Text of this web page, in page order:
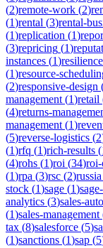
(2)remote-work (2)
(1)rental (3)rental-
(1)replication (1)
(3)repricing (1)
instances (1)resilience
(1)resource-
(2)responsive-design
management (1)retail
(4)returns-
management (1)
(5)reverse-logistics (2
(1)rfq (1)rich-results (
(4)rohs (1)roi (34)
(1)rpa (3)rsc (2)russia
stock (1)sage (1)
analytics (3)sales-
(1)sales-management
tax (8)salesforce (5)
(1)sanctions (1)sap (5